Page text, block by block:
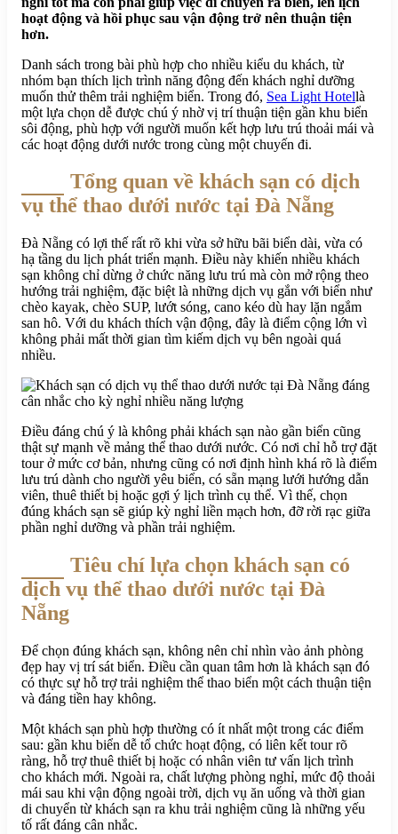
hoạt động và hồi phục sau vận động trở nên thuận tiện
hơn.
Danh sách trong bài phù hợp cho nhiều kiểu du khách, từ
nhóm bạn thích lịch trình năng động đến khách nghỉ dưỡng
muốn thử thêm trải nghiệm biển. Trong đó, Sea Light Hotellà
một lựa chọn dễ được chú ý nhờ vị trí thuận tiện gần khu biển
sôi động, phù hợp với người muốn kết hợp lưu trú thoải mái và
các hoạt động dưới nước trong cùng một chuyến đi.
Tổng quan về khách sạn có dịch
vụ thể thao dưới nước tại Đà Nẵng
Đà Nẵng có lợi thế rất rõ khi vừa sở hữu bãi biển dài, vừa có
hạ tầng du lịch phát triển mạnh. Điều này khiến nhiều khách
sạn không chỉ dừng ở chức năng lưu trú mà còn mở rộng theo
hướng trải nghiệm, đặc biệt là những dịch vụ gắn với biển như
chèo kayak, chèo SUP, lướt sóng, cano kéo dù hay lặn ngắm
san hô. Với du khách thích vận động, đây là điểm cộng lớn vì
không phải mất thời gian tìm kiếm dịch vụ bên ngoài quá
nhiều.
Điều đáng chú ý là không phải khách sạn nào gần biển cũng
thật sự mạnh về mảng thể thao dưới nước. Có nơi chỉ hỗ trợ đặt
tour ở mức cơ bản, nhưng cũng có nơi định hình khá rõ là điểm
lưu trú dành cho người yêu biển, có sẵn mạng lưới hướng dẫn
viên, thuê thiết bị hoặc gợi ý lịch trình cụ thể. Vì thế, chọn
đúng khách sạn sẽ giúp kỳ nghỉ liền mạch hơn, đỡ rời rạc giữa
phần nghỉ dưỡng và phần trải nghiệm.
Tiêu chí lựa chọn khách sạn có
dịch vụ thể thao dưới nước tại Đà
Nẵng
Để chọn đúng khách sạn, không nên chỉ nhìn vào ảnh phòng
đẹp hay vị trí sát biển. Điều cần quan tâm hơn là khách sạn đó
có thực sự hỗ trợ trải nghiệm thể thao biển một cách thuận tiện
và đáng tiền hay không.
Một khách sạn phù hợp thường có ít nhất một trong các điểm
sau: gần khu biển dễ tổ chức hoạt động, có liên kết tour rõ
ràng, hỗ trợ thuê thiết bị hoặc có nhân viên tư vấn lịch trình
cho khách mới. Ngoài ra, chất lượng phòng nghỉ, mức độ thoải
mái sau khi vận động ngoài trời, dịch vụ ăn uống và thời gian
di chuyển từ khách sạn ra khu trải nghiệm cũng là những yếu
tố rất đáng cân nhắc.